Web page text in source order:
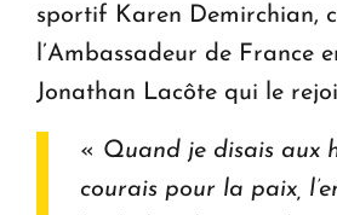
sportif Karen Demirchian,
l’Ambassadeur de France
Jonathan Lacôte qui le
« Quand je disais aux
courais pour la paix,